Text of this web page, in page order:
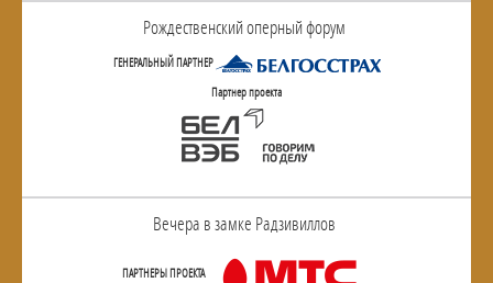
Рождественский оперный форум
ГЕНЕРАЛЬНЫЙ ПАРТНЕР
Партнер проекта
Вечера в замке Радзивиллов
ПАРТНЕРЫ ПРОЕКТА